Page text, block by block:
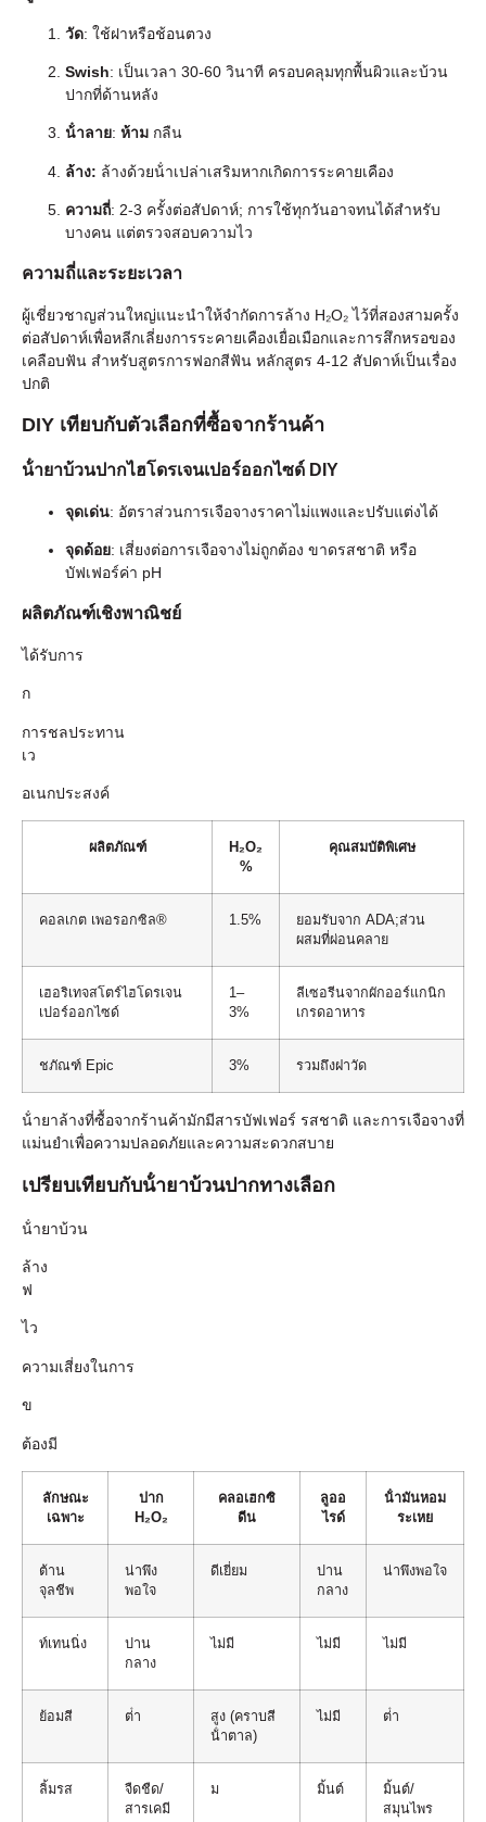
วัด: ใช้ฝาหรือช้อนตวง
Swish: เป็นเวลา 30-60 วินาที ครอบคลุมทุกพื้นผิวและบ้วน
ปากที่ด้านหลัง
น้ําลาย: ห้าม กลืน
ล้าง: ล้างด้วยน้ําเปล่าเสริมหากเกิดการระคายเคือง
ความถี่: 2-3 ครั้งต่อสัปดาห์; การใช้ทุกวันอาจทนได้สําหรับ
บางคน แต่ตรวจสอบความไว
ความถี่และระยะเวลา
ผู้เชี่ยวชาญส่วนใหญ่แนะนําให้จํากัดการล้าง H₂O₂ ไว้ที่สองสามครั้ง
ต่อสัปดาห์เพื่อหลีกเลี่ยงการระคายเคืองเยื่อเมือกและการสึกหรอของ
เคลือบฟัน สําหรับสูตรการฟอกสีฟัน หลักสูตร 4-12 สัปดาห์เป็นเรื่อง
ปกติ
DIY เทียบกับตัวเลือกที่ซื้อจากร้านค้า
น้ํายาบ้วนปากไฮโดรเจนเปอร์ออกไซด์ DIY
จุดเด่น: อัตราส่วนการเจือจางราคาไม่แพงและปรับแต่งได้
จุดด้อย: เสี่ยงต่อการเจือจางไม่ถูกต้อง ขาดรสชาติ หรือ
บัฟเฟอร์ค่า pH
ผลิตภัณฑ์เชิงพาณิชย์
ได้รับการ
ก
การชลประทาน
เว
อเนกประสงค์
ผลิตภัณฑ์
H₂O₂
%
คุณสมบัติพิเศษ
คอลเกต เพอรอกซิล® 1.5%
ยอมรับจาก ADA;ส่วน
ผสมที่ผ่อนคลาย
เฮอริเทจสโตร์ไฮโดรเจน
เปอร์ออกไซด์
1–
3%
ลีเซอรีนจากผักออร์แกนิก
เกรดอาหาร
ชภัณฑ์ Epic 3% รวมถึงฝาวัด
น้ํายาล้างที่ซื้อจากร้านค้ามักมีสารบัฟเฟอร์ รสชาติ และการเจือจางที่
แม่นยําเพื่อความปลอดภัยและความสะดวกสบาย
เปรียบเทียบกับน้ํายาบ้วนปากทางเลือก
น้ํายาบ้วน
ล้าง
ฟ
ไว
ความเสี่ยงในการ
ข
ต้องมี
ลักษณะ
เฉพาะ
ปาก
H₂O₂
คลอเฮกซิ
ดีน
ลูออ
ไรด์
น้ํามันหอม
ระเหย
ต้าน
จุลชีพ
น่าพึง
พอใจ
ดีเยี่ยม
ปาน
กลาง
น่าพึงพอใจ
ท์เทนนิ่ง
ปาน
กลาง
ไม่มี ไม่มี ไม่มี
ย้อมสี ต่ํา
สูง (คราบสี
น้ําตาล)
ไม่มี ต่ํา
ลิ้มรส
จืดชืด/
สารเคมี
ม มิ้นต์
มิ้นต์/
สมุนไพร